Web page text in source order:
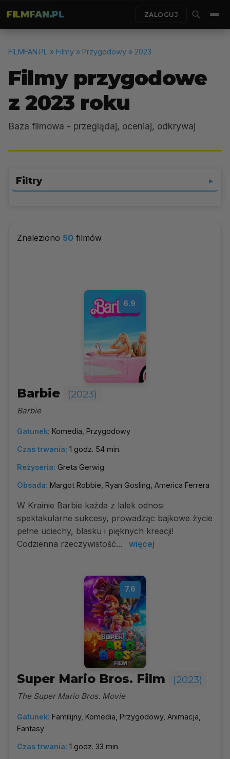
FILMFAN.PL ZALOGUJ
FILMFAN.PL » Filmy » Przygodowy » 2023
Filmy przygodowe
z 2023 roku
Baza filmowa - przeglądaj, oceniaj, odkrywaj
Filtry ▼
Znaleziono 50 filmów
6.9
Barbie (2023)
Barbie
Gatunek: Komedia, Przygodowy
Czas trwania: 1 godz. 54 min.
Reżyseria: Greta Gerwig
Obsada: Margot Robbie, Ryan Gosling, America Ferrera
W Krainie Barbie każda z lalek odnosi
spektakularne sukcesy, prowadząc bajkowe życie
pełne uciechy, blasku i pięknych kreacji!
Codzienna rzeczywistość...
więcej
7.6
Super Mario Bros. Film (2023)
The Super Mario Bros. Movie
Gatunek: Familijny, Komedia, Przygodowy, Animacja,
Fantasy
Czas trwania: 1 godz. 33 min.